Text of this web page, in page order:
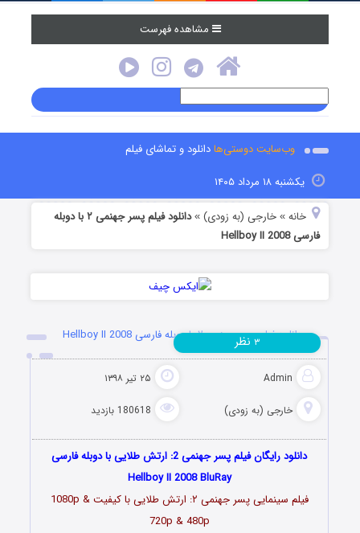
مشاهده فهرست
وب‌سایت دوستی‌هادانلود و تماشای فیلم
یکشنبه ۱۸ مرداد ۱۴۰۵
خانه »خارجی (به زودی) »
دانلود فیلم پسر جهنمی ۲ با دوبله
فارسی Hellboy II 2008
دانلود فیلم پسر جهنمی ۲ با دوبله فارسی Hellboy II 2008
Admin ۲۵ تیر ۱۳۹۸
خارجی (به زودی) 180618 بازدید
۳ نظر
دانلود رایگان فیلم پسر جهنمی 2: ارتش طلایی با دوبله فارسی
Hellboy II 2008 BluRay
فیلم سینمایی پسر جهنمی ۲: ارتش طلایی با کیفیت 1080p &
720p & 480p